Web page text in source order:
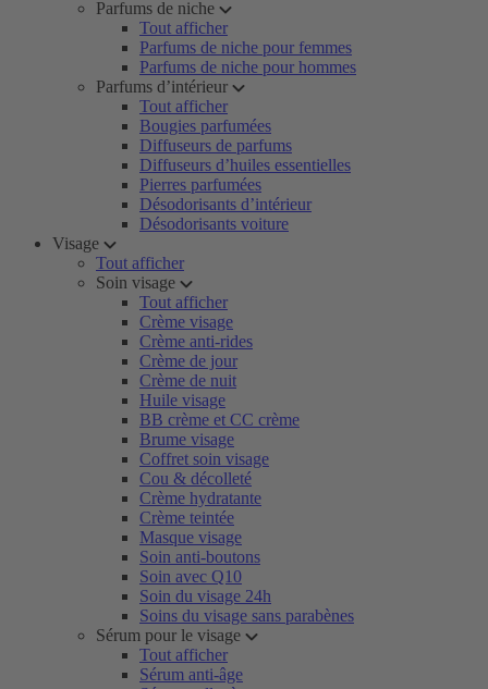
Parfums de niche
Tout afficher
Parfums de niche pour femmes
Parfums de niche pour hommes
Parfums d’intérieur
Tout afficher
Bougies parfumées
Diffuseurs de parfums
Diffuseurs d’huiles essentielles
Pierres parfumées
Désodorisants d’intérieur
Désodorisants voiture
Visage
Tout afficher
Soin visage
Tout afficher
Crème visage
Crème anti-rides
Crème de jour
Crème de nuit
Huile visage
BB crème et CC crème
Brume visage
Coffret soin visage
Cou & décolleté
Crème hydratante
Crème teintée
Masque visage
Soin anti-boutons
Soin avec Q10
Soin du visage 24h
Soins du visage sans parabènes
Sérum pour le visage
Tout afficher
Sérum anti-âge